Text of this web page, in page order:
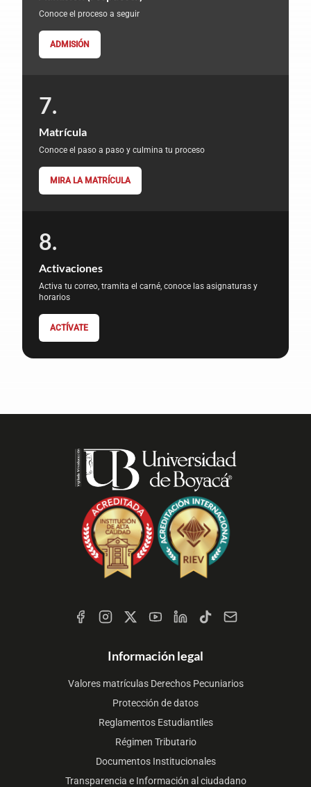
Conoce el proceso a seguir
ADMISIÓN
Matrícula
Conoce el paso a paso y culmina tu proceso
MIRA LA MATRÍCULA
Activaciones
Activa tu correo, tramita el carné, conoce las asignaturas y
horarios
ACTÍVATE
Sociales
Información legal
Valores matrículas Derechos Pecuniarios
Protección de datos
Reglamentos Estudiantiles
Régimen Tributario
Documentos Institucionales
Transparencia e Información al ciudadano